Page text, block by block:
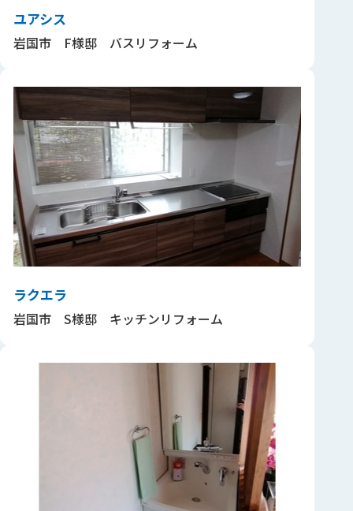
ユアシス
岩国市 F様邸 バスリフォーム
ラクエラ
岩国市 S様邸 キッチンリフォーム